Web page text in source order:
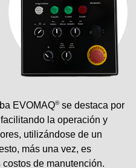
EVOMAQ®se destaca por
la operación y
utilizándose de un
más una vez, es
de manutención.